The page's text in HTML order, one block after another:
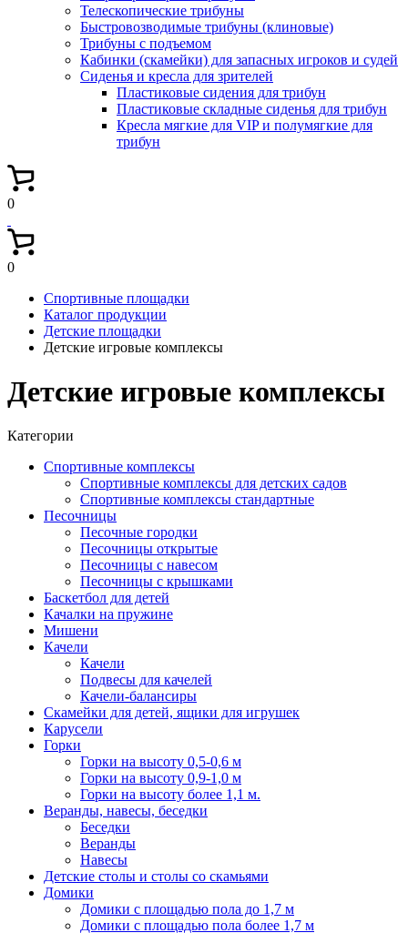
Телескопические трибуны
Быстровозводимые трибуны (клиновые)
Трибуны с подъемом
Кабинки (скамейки) для запасных игроков и судей
Сиденья и кресла для зрителей
Пластиковые сидения для трибун
Пластиковые складные сиденья для трибун
Кресла мягкие для VIP и полумягкие для
трибун
0
0
Спортивные площадки
Каталог продукции
Детские площадки
Детские игровые комплексы
Детские игровые комплексы
Категории
Спортивные комплексы
Спортивные комплексы для детских садов
Спортивные комплексы стандартные
Песочницы
Песочные городки
Песочницы открытые
Песочницы с навесом
Песочницы с крышками
Баскетбол для детей
Качалки на пружине
Мишени
Качели
Качели
Подвесы для качелей
Качели-балансиры
Скамейки для детей, ящики для игрушек
Карусели
Горки
Горки на высоту 0,5-0,6 м
Горки на высоту 0,9-1,0 м
Горки на высоту более 1,1 м.
Веранды, навесы, беседки
Беседки
Веранды
Навесы
Детские столы и столы со скамьями
Домики
Домики с площадью пола до 1,7 м
Домики с площадью пола более 1,7 м